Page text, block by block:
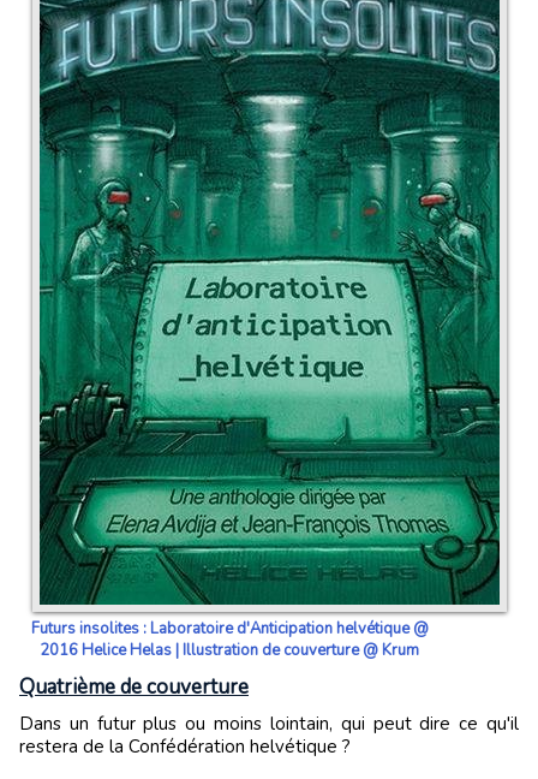
Futurs insolites : Laboratoire d'Anticipation helvétique @
2016 Helice Helas | Illustration de couverture @ Krum
Quatrième de couverture
Dans un futur plus ou moins lointain, qui peut dire ce qu'il
restera de la Confédération helvétique ?